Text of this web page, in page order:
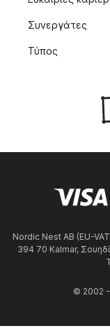
Συνεργάτες
Τύπος
Nordic Nest AB (EU-
394 70 Kalmar,
© 2002 -